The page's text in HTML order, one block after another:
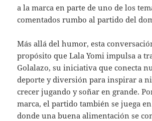
a la marca en parte de uno de los
comentados rumbo al partido del
Más allá del humor, esta
propósito que Lala Yomi impulsa a
Golalazo, su iniciativa que conecta
deporte y diversión para inspirar a
crecer jugando y soñar en grande.
marca, el partido también se juega
donde una buena alimentación se